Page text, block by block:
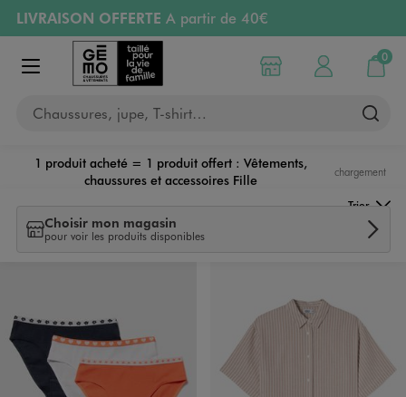
Aller au contenu principal
Aller à la navigation
LIVRAISON OFFERTE A partir de 40€
RETRAIT ET LIVRAISON OFFERTE
en magasin
PAYEZ EN 3x SANS FRAIS
Retours OFFERTS
pendant 30 jours
Afficher le menu
Chaussures, jupe, T-shirt…
Choisir mon magasin
Mon compte
0
Mon
1 produit acheté = 1 produit offert : Vêtements,
chaussures et accessoires Fille
chargement
Choisir mon magasin
pour voir les produits disponibles
Trier